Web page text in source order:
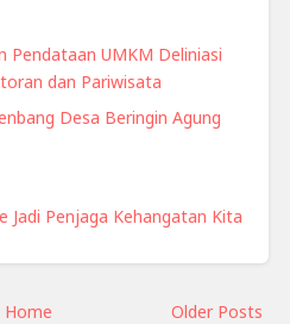
Pendataan UMKM Deliniasi
dan Pariwisata
Desa Beringin Agung
Jadi Penjaga Kehangatan Kita
Older Posts
Home